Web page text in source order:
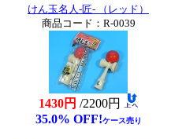
けん玉名人-匠- （レッド）
商品コード：R-0039
1430円 /2200円
35.0% OFF!ケース売り